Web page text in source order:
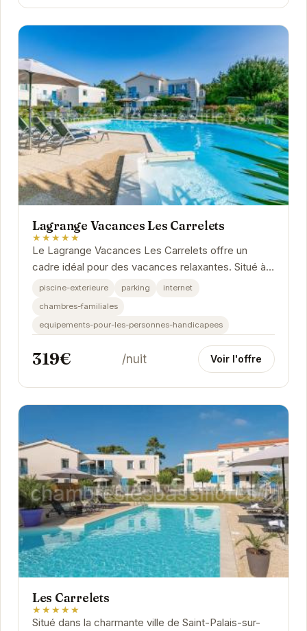
Lagrange Vacances Les Carrelets
★★★★★
Le Lagrange Vacances Les Carrelets offre un
cadre idéal pour des vacances relaxantes. Situé à
Saint-Palais-sur-Mer, cet établissement propose
piscine-exterieure parking
internet
chambres-familiales
equipements-pour-les-personnes-handicapees
319€ /nuit Voir l'offre
Les Carrelets
★★★★★
Situé dans la charmante ville de Saint-Palais-sur-